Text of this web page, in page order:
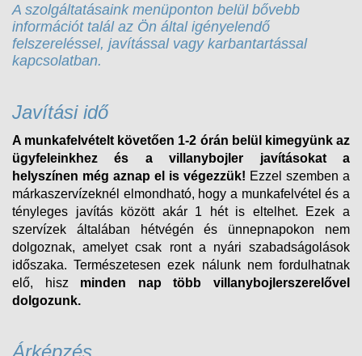
A szolgáltatásaink menüponton belül bővebb
információt talál az Ön által igényelendő
felszereléssel, javítással vagy karbantartással
kapcsolatban.
Javítási idő
A munkafelvételt követően 1-2 órán belül kimegyünk az
ügyfeleinkhez és a villanybojler javításokat a
helyszínen még aznap el is végezzük! Ezzel szemben a
márkaszervízeknél elmondható, hogy a munkafelvétel és a
tényleges javítás között akár 1 hét is eltelhet. Ezek a
szervízek általában hétvégén és ünnepnapokon nem
dolgoznak, amelyet csak ront a nyári szabadságolások
időszaka. Természetesen ezek nálunk nem fordulhatnak
elő, hisz minden nap több villanybojlerszerelővel
dolgozunk.
Árképzés